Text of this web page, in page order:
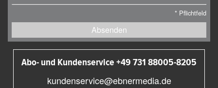
* Pflichtfeld
Absenden
Abo- und Kundenservice +49 731 88005-8205
kundenservice@ebnermedia.de